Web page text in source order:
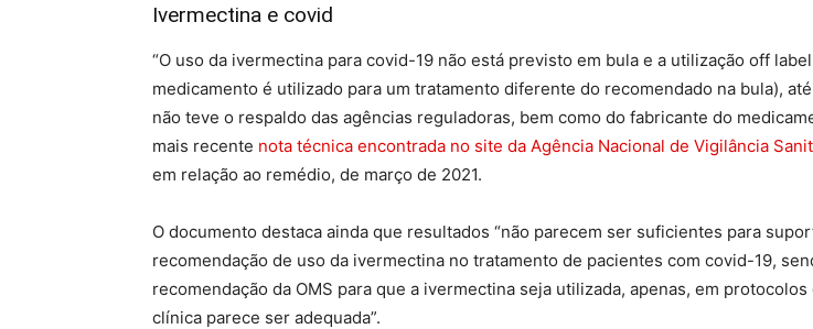
Ivermectina e covid
“O uso da ivermectina para covid-19 não está previsto em bula e a utilização off
medicamento é utilizado para um tratamento diferente do recomendado na bula),
não teve o respaldo das agências reguladoras, bem como do fabricante do
mais recente nota técnica encontrada no site da Agência Nacional de Vigilância
em relação ao remédio, de março de 2021.
O documento destaca ainda que resultados “não parecem ser suficientes para
recomendação de uso da ivermectina no tratamento de pacientes com covid-19,
recomendação da OMS para que a ivermectina seja utilizada, apenas, em
clínica parece ser adequada”.